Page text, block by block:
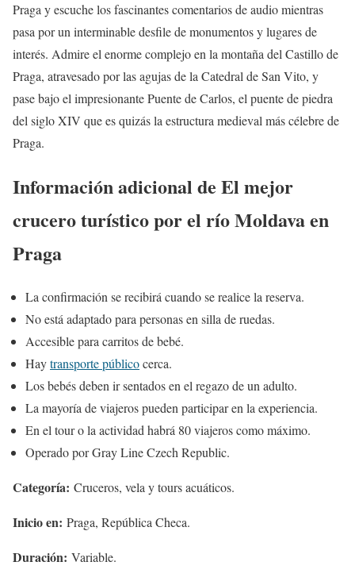
Praga y escuche los fascinantes comentarios de audio mientras
pasa por un interminable desfile de monumentos y lugares de
interés. Admire el enorme complejo en la montaña del Castillo de
Praga, atravesado por las agujas de la Catedral de San Vito, y
pase bajo el impresionante Puente de Carlos, el puente de piedra
del siglo XIV que es quizás la estructura medieval más célebre de
Praga.
Información adicional de El mejor
crucero turístico por el río Moldava en
Praga
La confirmación se recibirá cuando se realice la reserva.
No está adaptado para personas en silla de ruedas.
Accesible para carritos de bebé.
Haytransporte públicocerca.
Los bebés deben ir sentados en el regazo de un adulto.
La mayoría de viajeros pueden participar en la experiencia.
En el tour o la actividad habrá 80 viajeros como máximo.
Operado por Gray Line Czech Republic.
Categoría: Cruceros, vela y tours acuáticos.
Inicio en: Praga, República Checa.
Duración: Variable.